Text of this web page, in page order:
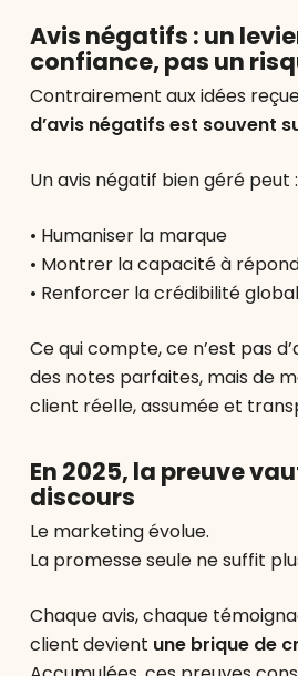
Avis négatifs : un
confiance, pas un
Contrairement aux idées
d’avis négatifs est souvent
Un avis négatif bien géré peut :
• Humaniser la marque
• Montrer la capacité à
• Renforcer la crédibilité
Ce qui compte, ce n’est pas
des notes parfaites, mais de
client réelle, assumée et
En 2025, la preuve
discours
Le marketing évolue.
La promesse seule ne suffit
Chaque avis, chaque
client devient une brique de